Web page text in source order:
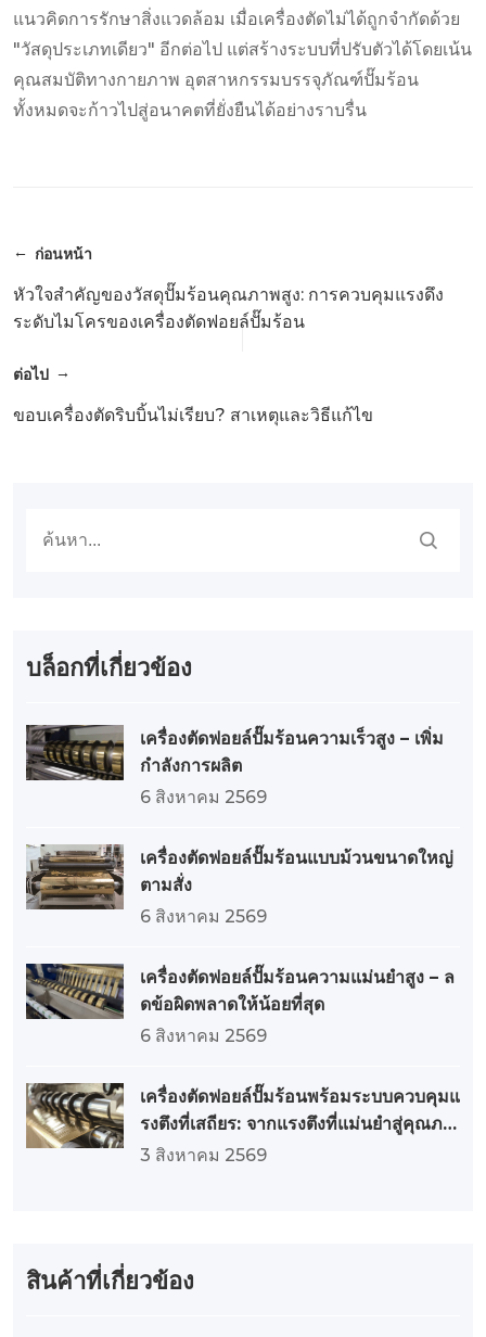
แนวคิดการรักษาสิ่งแวดล้อม เมื่อเครื่องตัดไม่ได้ถูกจำกัดด้วย
"วัสดุประเภทเดียว" อีกต่อไป แต่สร้างระบบที่ปรับตัวได้โดยเน้น
คุณสมบัติทางกายภาพ อุตสาหกรรมบรรจุภัณฑ์ปั๊มร้อน
ทั้งหมดจะก้าวไปสู่อนาคตที่ยั่งยืนได้อย่างราบรื่น
ก่อนหน้า
หัวใจสำคัญของวัสดุปั๊มร้อนคุณภาพสูง: การควบคุมแรงดึง
ระดับไมโครของเครื่องตัดฟอยล์ปั๊มร้อน
ต่อไป
ขอบเครื่องตัดริบบิ้นไม่เรียบ? สาเหตุและวิธีแก้ไข
บล็อกที่เกี่ยวข้อง
เครื่องตัดฟอยล์ปั๊มร้อนความเร็วสูง – เพิ่ม
กำลังการผลิต
6 สิงหาคม 2569
เครื่องตัดฟอยล์ปั๊มร้อนแบบม้วนขนาดใหญ่
ตามสั่ง
6 สิงหาคม 2569
เครื่องตัดฟอยล์ปั๊มร้อนความแม่นยำสูง – ล
ดข้อผิดพลาดให้น้อยที่สุด
6 สิงหาคม 2569
เครื่องตัดฟอยล์ปั๊มร้อนพร้อมระบบควบคุมแ
รงตึงที่เสถียร: จากแรงตึงที่แม่นยำสู่คุณภา
พที่ยอดเยี่ยม
3 สิงหาคม 2569
สินค้าที่เกี่ยวข้อง